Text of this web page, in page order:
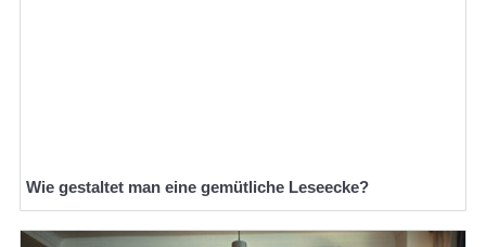
Wie gestaltet man eine gemütliche Leseecke?